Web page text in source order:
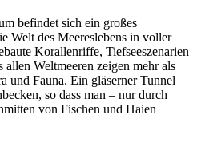
befindet sich ein großes
Welt des Meereslebens in voller
Korallenriffe, Tiefseeszenarien
Weltmeeren zeigen mehr als
und Fauna. Ein gläserner Tunnel
so dass man – nur durch
von Fischen und Haien